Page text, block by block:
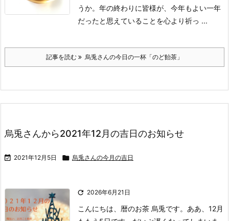
うか。 年の終わりに皆様が、今年もよい一年
だったと思えていることを心より祈っ ...
記事を読む 烏兎さんの今日の一杯「のど飴茶」
烏兎さんから2021年12月の吉日のお知らせ
 2021年12月5日  烏兎さんの今月の吉日
 2026年6月21日
こんにちは、暦のお茶 烏兎です。 ああ、12月